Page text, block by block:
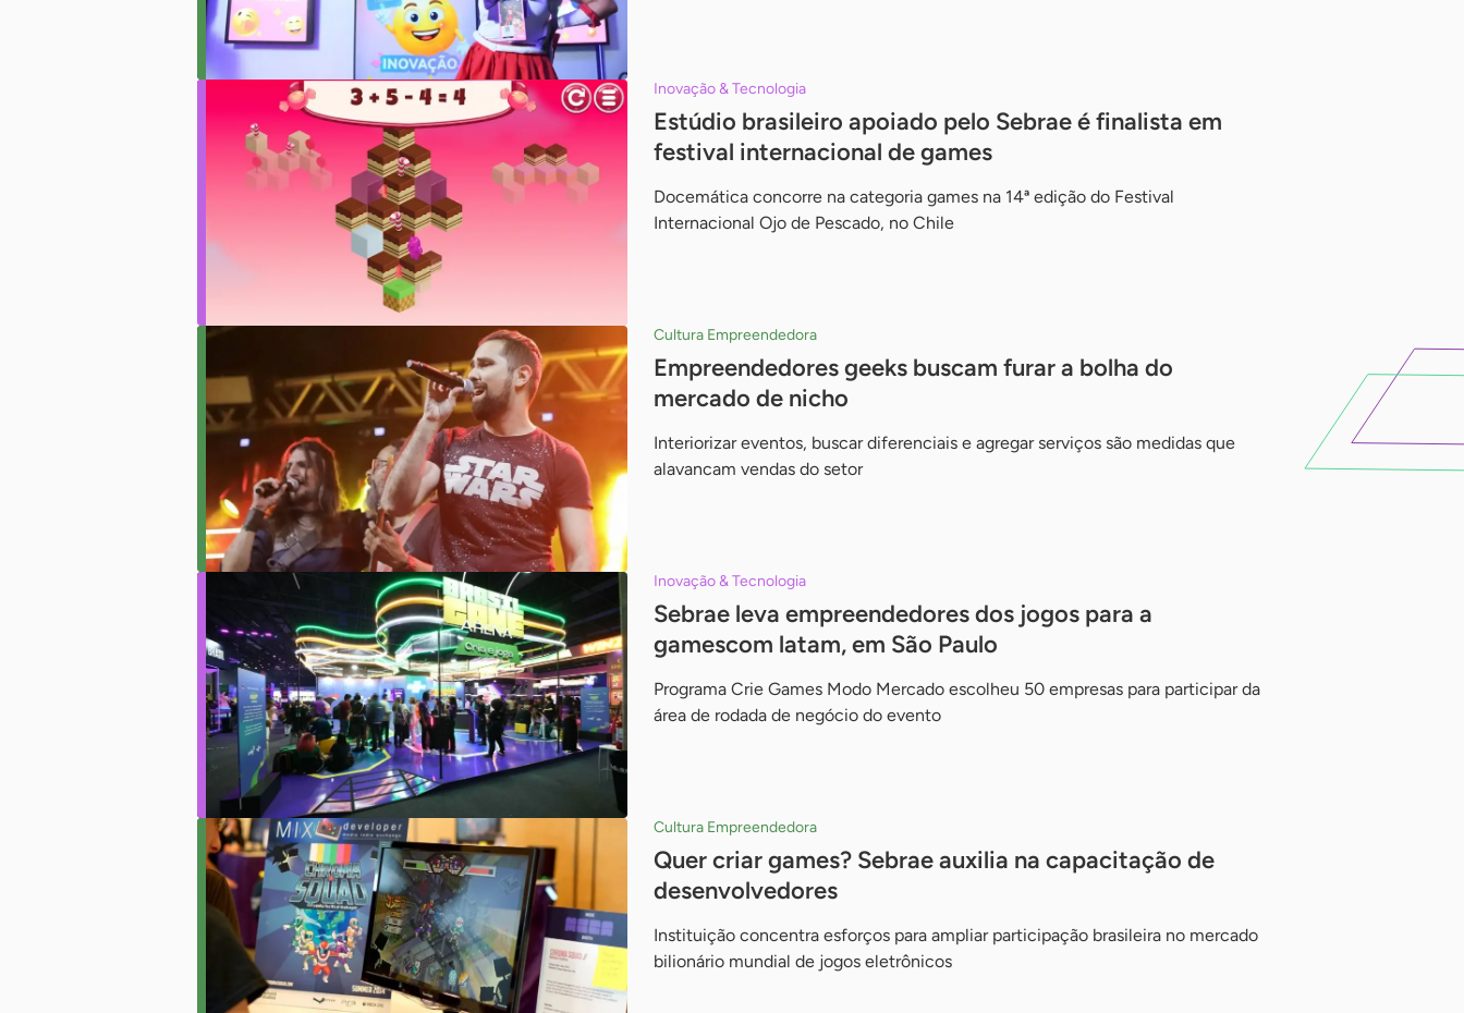
Inovação & Tecnologia
Estúdio brasileiro apoiado pelo Sebrae é finalista em
festival internacional de games
Docemática concorre na categoria games na 14ª edição do Festival
Internacional Ojo de Pescado, no Chile
Cultura Empreendedora
Empreendedores geeks buscam furar a bolha do
mercado de nicho
Interiorizar eventos, buscar diferenciais e agregar serviços são medidas que
alavancam vendas do setor
Inovação & Tecnologia
Sebrae leva empreendedores dos jogos para a
gamescom latam, em São Paulo
Programa Crie Games Modo Mercado escolheu 50 empresas para participar da
área de rodada de negócio do evento
Cultura Empreendedora
Quer criar games? Sebrae auxilia na capacitação de
desenvolvedores
Instituição concentra esforços para ampliar participação brasileira no mercado
bilionário mundial de jogos eletrônicos